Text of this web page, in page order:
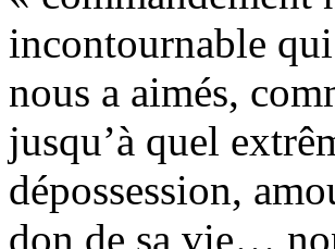
incontournable
nous a aimés,
jusqu’à quel
dépossession,
don de sa vie…